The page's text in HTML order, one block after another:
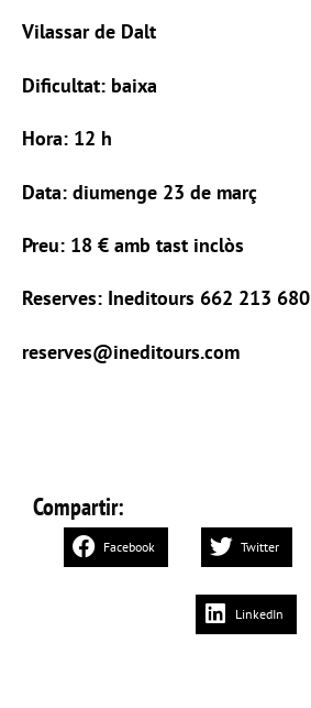
Vilassar de Dalt
Dificultat: baixa
Hora: 12 h
Data: diumenge 23 de març
Preu: 18 € amb tast inclòs
Reserves: Ineditours 662 213 680
reserves@ineditours.com
Compartir:
Facebook Twitter
LinkedIn